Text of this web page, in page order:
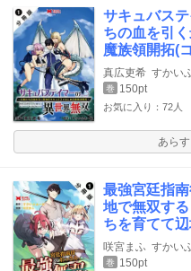
サキュバス
ちの血を引
魔族領開拓(
真広吏希 すかい
巻 150pt
お気に入り：72人
あら
最強宮廷指
地で無双す
ちを育てて
咲宮まふ すかい
巻 150pt